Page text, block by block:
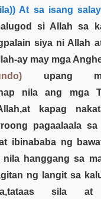
At sa isang
si Allah sa
siya ni Allah
ay may mga
upang
nila ang mga
kapag
pagaalaala
ibinababa ng
hanggang sa
ng langit sa
sila